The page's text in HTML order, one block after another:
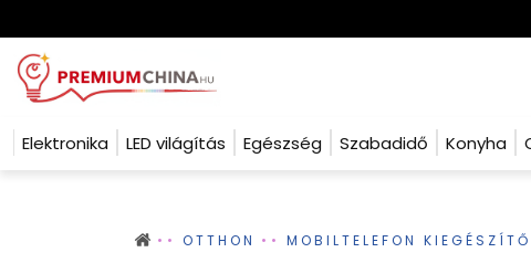
Elektronika LED világítás Egészség Szabadidő Konyha
OTTHON MOBILTELEFON KIEGÉSZÍTŐ